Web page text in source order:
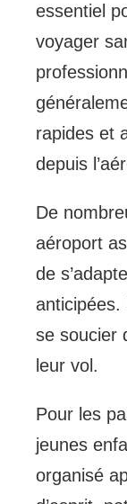
essentiel
voyager
rapides et
depuis
De
aéroport
de
anticipées.
se soucier
leur vol.
Pour les
jeunes
organisé